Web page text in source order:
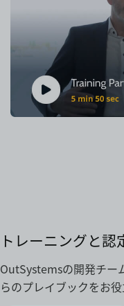
トレーニングと
OutSystemsの開発チー
らのプレイブックをお役